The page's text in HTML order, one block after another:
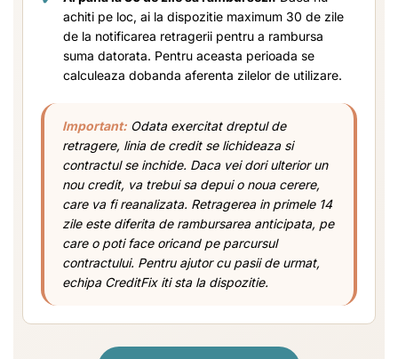
achiti pe loc, ai la dispozitie maximum 30 de zile
de la notificarea retragerii pentru a rambursa
suma datorata. Pentru aceasta perioada se
calculeaza dobanda aferenta zilelor de utilizare.
Important: Odata exercitat dreptul de
retragere, linia de credit se lichideaza si
contractul se inchide. Daca vei dori ulterior un
nou credit, va trebui sa depui o noua cerere,
care va fi reanalizata. Retragerea in primele 14
zile este diferita de rambursarea anticipata, pe
care o poti face oricand pe parcursul
contractului. Pentru ajutor cu pasii de urmat,
echipa CreditFix iti sta la dispozitie.